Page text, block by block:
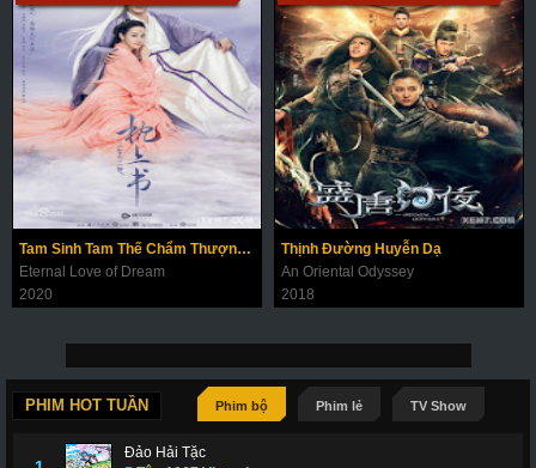
Tam Sinh Tam Thế Chẩm Thượng Thư
Eternal Love of Dream
2020
Thịnh Đường Huyễn Dạ
An Oriental Odyssey
2018
PHIM HOT TUẦN Phim bộ Phim lẻ TV Show
Đảo Hải Tặc